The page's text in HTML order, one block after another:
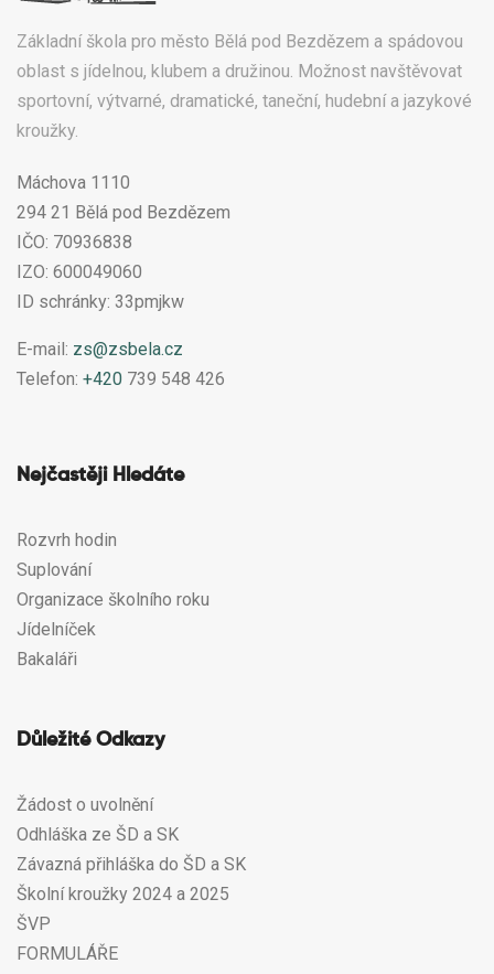
Základní škola pro město Bělá pod Bezdězem a spádovou
oblast s jídelnou, klubem a družinou. Možnost navštěvovat
sportovní, výtvarné, dramatické, taneční, hudební a jazykové
kroužky.
Máchova 1110
294 21 Bělá pod Bezdězem
IČO: 70936838
IZO: 600049060
ID schránky: 33pmjkw
E-mail: zs@zsbela.cz
Telefon: +420 739 548 426
Nejčastěji Hledáte
Rozvrh hodin
Suplování
Organizace školního roku
Jídelníček
Bakaláři
Důležité Odkazy
Žádost o uvolnění
Odhláška ze ŠD a SK
Závazná přihláška do ŠD a SK
Školní kroužky 2024 a 2025
ŠVP
FORMULÁŘE